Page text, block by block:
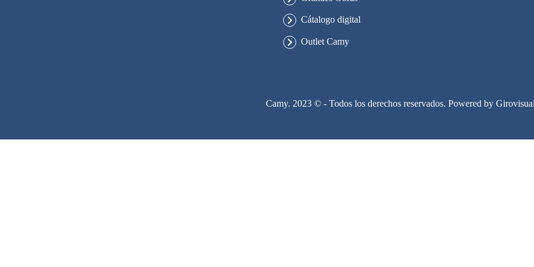
Cátalogo digital
Outlet Camy
Camy. 2023 © - Todos los derechos reservados. Powered by